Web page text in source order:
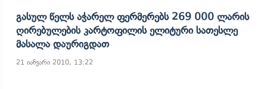
Გასულ Წელს Აჭარელ Ფერმერებს 269 000 Ლარის
Ღირებულების Კარტოფილის Ელიტური Სათესლე
Მასალა Დაურიგდათ
21 იანვარი 2010, 13:22